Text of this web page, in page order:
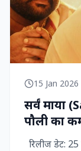
15 Jan 2026
सर्वं माया
पौली का
कॉमेडी जो
रिलीज डेट: